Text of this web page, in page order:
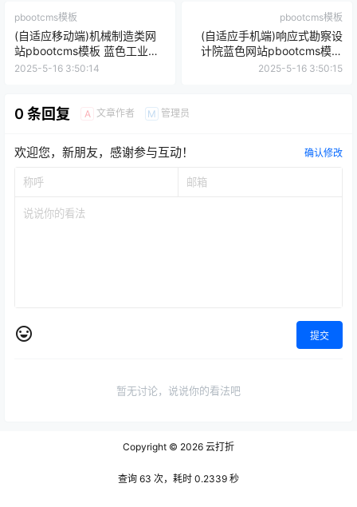
pbootcms模板
(自适应移动端)机械制造类网
站pbootcms模板 蓝色工业机
械设备网站源码下载
2025-5-16 3:50:14
pbootcms模板
(自适应手机端)响应式勘察设
计院蓝色网站pbootcms模板
单位商会协会网站源码下载
2025-5-16 3:50:15
0 条回复 A 文章作者 M 管理员
欢迎您，新朋友，感谢参与互动！ 确认修改
提交
暂无讨论，说说你的看法吧
Copyright © 2026 云打折
查询 63 次，耗时 0.2339 秒